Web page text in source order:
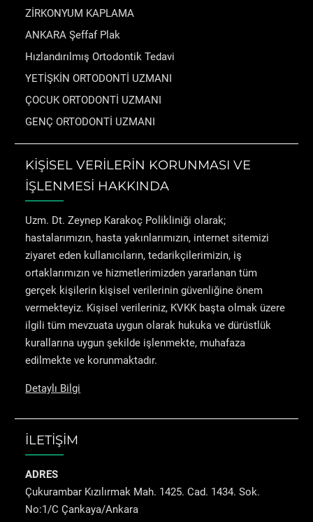
ZİRKONYUM KAPLAMA
ANKARA Şeffaf Plak
Hızlandırılmış Ortodontik Tedavi
YETİŞKİN ORTODONTİ UZMANI
ÇOCUK ORTODONTİ UZMANI
GENÇ ORTODONTİ UZMANI
KİŞİSEL VERİLERİN KORUNMASI VE
İŞLENMESİ HAKKINDA
Uzm. Dt. Zeynep Karakoç Polikliniği olarak;
hastalarımızın, hasta yakınlarımızın, internet sitemizi
ziyaret eden kullanıcıların, tedarikçilerimizin, iş
ortaklarımızın ve hizmetlerimizden yararlanan tüm
gerçek kişilerin kişisel verilerinin güvenliğine önem
vermekteyiz. Kişisel verileriniz, KVKK başta olmak üzere
ilgili tüm mevzuata uygun olarak hukuka ve dürüstlük
kurallarına uygun şekilde işlenmekte, muhafaza
edilmekte ve korunmaktadır.
Detaylı Bilgi
İLETİŞİM
ADRES
Çukurambar Kızılırmak Mah. 1425. Cad. 1434. Sok.
No:1/C Çankaya/Ankara